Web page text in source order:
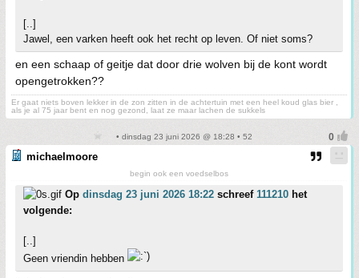
[..]
Jawel, een varken heeft ook het recht op leven. Of niet soms?
en een schaap of geitje dat door drie wolven bij de kont wordt
opengetrokken??
Er gaat niets boven lekker in de zon zitten in de achtertuin met een heel koud glas bier ,
als je al 75 jaar bent en nog gezond, laat ze maar lachen de sukkels
• dinsdag 23 juni 2026 @ 18:28 • 52
michaelmoore
begin ook een voedselbos
Op dinsdag 23 juni 2026 18:22 schreef 111210 het
volgende:
[..]
Geen vriendin hebben